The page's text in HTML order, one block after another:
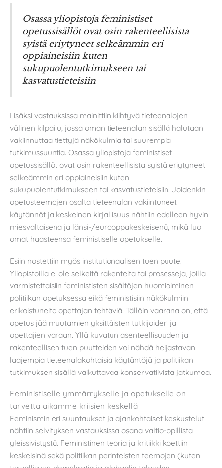
Osassa yliopistoja feministiset
opetussisällöt ovat osin rakenteellisista
syistä eriytyneet selkeämmin eri
oppiaineisiin kuten
sukupuolentutkimukseen tai
kasvatustieteisiin
Lisäksi vastauksissa mainittiin kiihtyvä tieteenalojen
välinen kilpailu, jossa oman tieteenalan sisällä halutaan
vakiinnuttaa tiettyjä näkökulmia tai suurempia
tutkimussuuntia. Osassa yliopistoja feministiset
opetussisällöt ovat osin rakenteellisista syistä eriytyneet
selkeämmin eri oppiaineisiin kuten
sukupuolentutkimukseen tai kasvatustieteisiin. Joidenkin
opetusteemojen osalta tieteenalan vakiintuneet
käytännöt ja keskeinen kirjallisuus nähtiin edelleen hyvin
miesvaltaisena ja länsi-/eurooppakeskeisenä, mikä luo
omat haasteensa feministiselle opetukselle.
Esiin nostettiin myös institutionaalisen tuen puute.
Yliopistoilla ei ole selkeitä rakenteita tai prosesseja, joilla
varmistettaisiin feminististen sisältöjen huomioiminen
politiikan opetuksessa eikä feministisiin näkökulmiin
erikoistuneita opettajan tehtäviä. Tällöin vaarana on, että
opetus jää muutamien yksittäisten tutkijoiden ja
opettajien varaan. Yllä kuvatun asenteellisuuden ja
rakenteellisen tuen puutteiden voi nähdä heijastavan
laajempia tieteenalakohtaisia käytäntöjä ja politiikan
tutkimuksen sisällä vaikuttavaa konservatiivista jatkumoa.
Feministiselle ymmärrykselle ja opetukselle on
tarvetta aikamme kriisien keskellä
Feminismin eri suuntaukset ja ajankohtaiset keskustelut
nähtiin selvityksen vastauksissa osana valtio-opillista
yleissivistystä. Feministinen teoria ja kritiikki koettiin
keskeisinä sekä politiikan perinteisten teemojen (kuten